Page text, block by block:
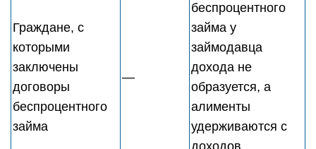
Граждане, с
которыми
заключены
договоры
беспроцентного
займа
—
беспроцентного
займа у
займодавца
дохода не
образуется, а
алименты
удерживаются с
доходов